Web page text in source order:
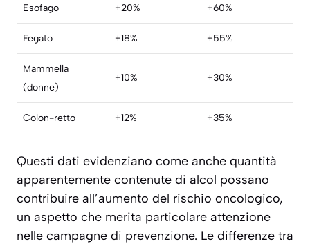
Esofago +20% +60%
Fegato +18% +55%
Mammella
(donne)
+10% +30%
Colon-retto +12% +35%
Questi dati evidenziano come anche quantità
apparentemente contenute di alcol possano
contribuire all’aumento del rischio oncologico,
un aspetto che merita particolare attenzione
nelle campagne di prevenzione. Le differenze tra